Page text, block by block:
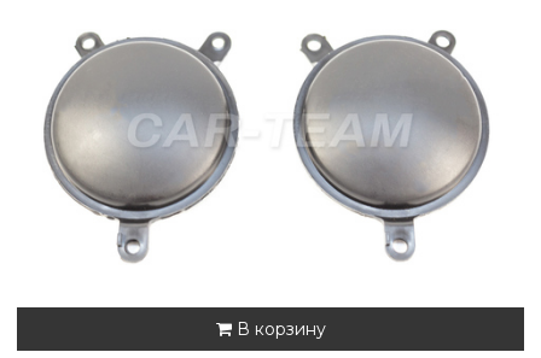
В корзину